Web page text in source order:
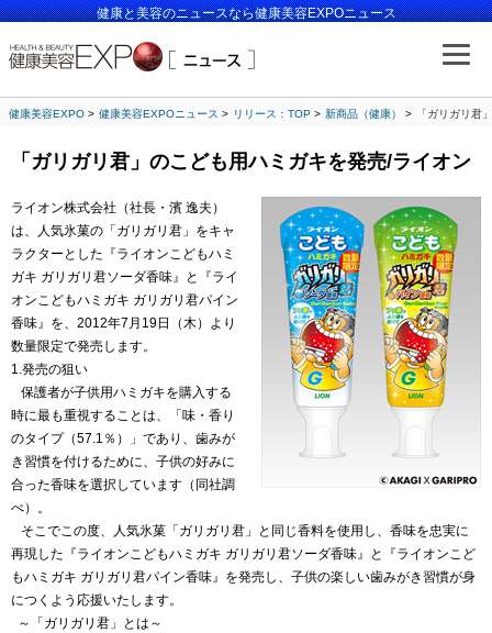
健康と美容のニュースなら健康美容EXPOニュース
健康美容EXPO 健康美容EXPOニュース リリース：TOP 新商品（健康） 「ガリガリ君
「ガリガリ君」のこども用ハミガキを発売/ライオン
ライオン株式会社（社長・濱 逸夫）
は、人気氷菓の「ガリガリ君」をキャ
ラクターとした『ライオンこどもハミ
ガキ ガリガリ君ソーダ香味』と『ライ
オンこどもハミガキ ガリガリ君パイン
香味』を、2012年7月19日（木）より
数量限定で発売します。
1.発売の狙い
保護者が子供用ハミガキを購入する
時に最も重視することは、「味・香り
のタイプ（57.1％）」であり、歯みが
き習慣を付けるために、子供の好みに
合った香味を選択しています（同社調
べ）。
そこでこの度、人気氷菓「ガリガリ君」と同じ香料を使用し、香味を忠実に
再現した『ライオンこどもハミガキ ガリガリ君ソーダ香味』と『ライオンこど
もハミガキ ガリガリ君パイン香味』を発売し、子供の楽しい歯みがき習慣が身
につくよう応援いたします。
～「ガリガリ君」とは～